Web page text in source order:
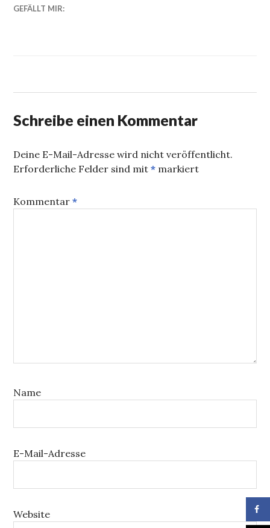
GEFÄLLT MIR:
Schreibe einen Kommentar
Deine E-Mail-Adresse wird nicht veröffentlicht.
Erforderliche Felder sind mit* markiert
Kommentar*
Name
E-Mail-Adresse
Website